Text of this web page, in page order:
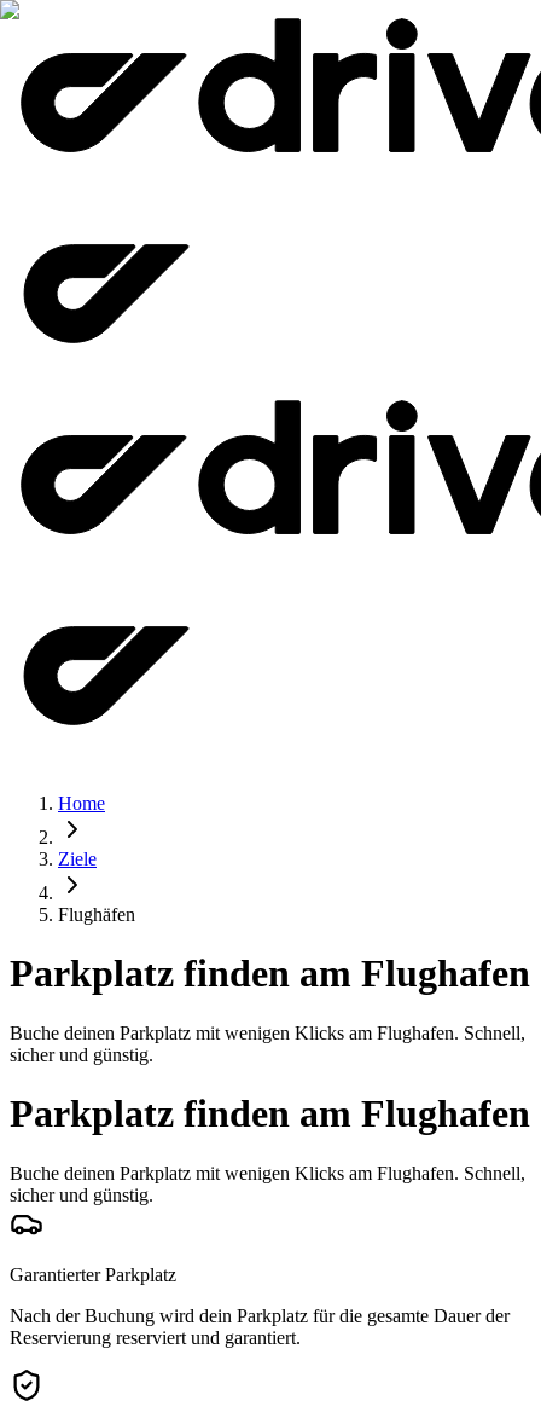
Home
Ziele
Flughäfen
Parkplatz finden am Flughafen
Buche deinen Parkplatz mit wenigen Klicks am Flughafen. Schnell,
sicher und günstig.
Parkplatz finden am Flughafen
Buche deinen Parkplatz mit wenigen Klicks am Flughafen. Schnell,
sicher und günstig.
Garantierter Parkplatz
Nach der Buchung wird dein Parkplatz für die gesamte Dauer der
Reservierung reserviert und garantiert.